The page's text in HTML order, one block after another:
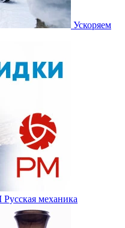
Ускоряем
механика